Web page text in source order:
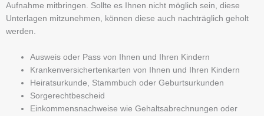
Aufnahme mitbringen. Sollte es Ihnen nicht möglich sein, diese
Unterlagen mitzunehmen, können diese auch nachträglich geholt
werden.
Ausweis oder Pass von Ihnen und Ihren Kindern
Krankenversichertenkarten von Ihnen und Ihren Kindern
Heiratsurkunde, Stammbuch oder Geburtsurkunden
Sorgerechtbescheid
Einkommensnachweise wie Gehaltsabrechnungen oder